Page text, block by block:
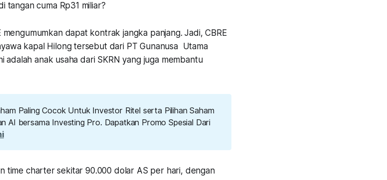
tangan cuma Rp31 miliar?
dapat kontrak jangka panjang. Jadi, CBRE
kapal Hilong tersebut dari PT Gunanusa Utama
adalah anak usaha dari SKRN yang juga membantu
Paling Cocok Untuk Investor Ritel serta Pilihan Saham
AI bersama Investing Pro. Dapatkan Promo Spesial Dari
time charter sekitar 90.000 dolar AS per hari, dengan